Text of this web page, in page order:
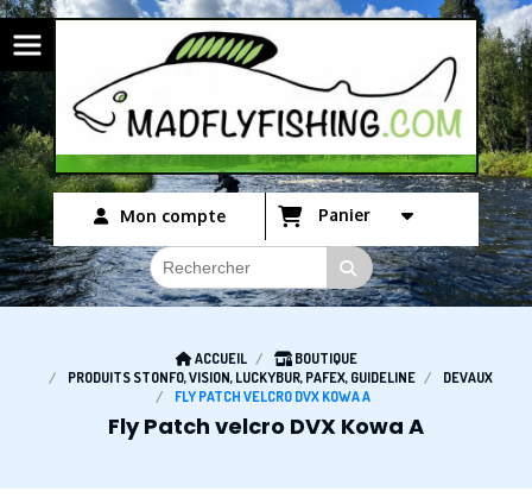
Mon compte Panier
ACCUEIL
BOUTIQUE
PRODUITS STONFO, VISION, LUCKYBUR, PAFEX, GUIDELINE
DEVAUX
FLY PATCH VELCRO DVX KOWA A
Fly Patch velcro DVX Kowa A
Panneau de gestion des cookies